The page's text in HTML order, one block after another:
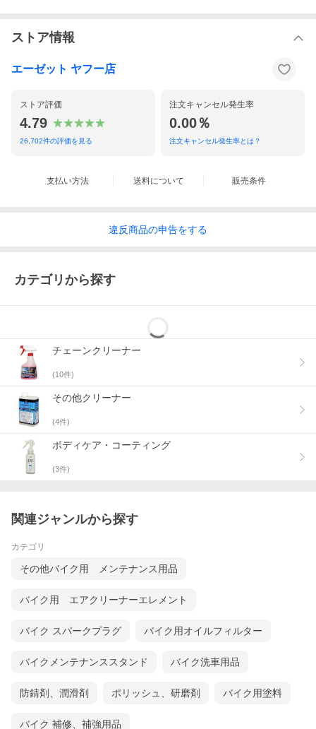
このとき、仕上げに
を使用すると、早
送料無料（但し北海道・沖縄・離島は別途送料がかかります。)
ストア情報
エーゼット ヤフー店
ストア評価
4.79
26,702件の評価を見る
注文キャンセル発生率
0.00％
注文キャンセル発生率とは？
支払い方法 送料について 販売条件
違反商品の申告をする
カテゴリから探す
チェーンクリーナー
(10件)
その他クリーナー
(4件)
ボディケア・コーティング
(3件)
関連ジャンルから探す
カテゴリ
その他バイク用 メンテナンス用品
バイク用 エアクリーナーエレメント
バイク スパークプラグ バイク用オイルフィルター
バイクメンテナンススタンド バイク洗車用品
防錆剤、潤滑剤 ポリッシュ、研磨剤 バイク用塗料
バイク 補修、補強用品